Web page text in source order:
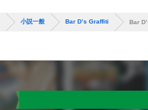
小説一般 Bar D’s Graffiti Bar